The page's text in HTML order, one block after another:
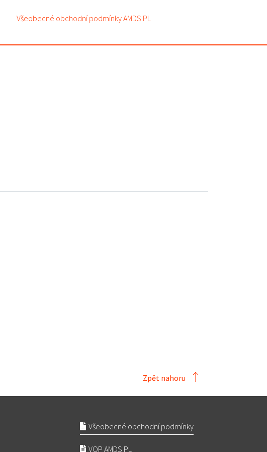
Všeobecné obchodní podmínky AMDS PL
Zpět nahoru
Všeobecné obchodní podmínky
VOP AMDS PL